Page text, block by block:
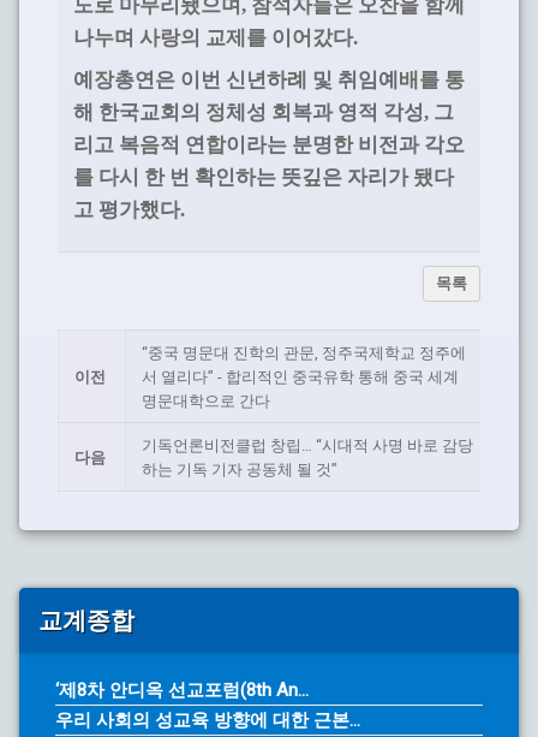
도로 마무리됐으며 , 참석자들은 오찬을 함께
나누며 사랑의 교제를 이어갔다.
예장총연은 이번 신년하례 및 취임예배를 통
해 한국교회의 정체성 회복과 영적 각성, 그
리고 복음적 연합이라는 분명한 비전과 각오
를 다시 한 번 확인하는 뜻깊은 자리가 됐다
고 평가했다.
목록
이전
“중국 명문대 진학의 관문, 정주국제학교 정주에
서 열리다” - 합리적인 중국유학 통해 중국 세계
명문대학으로 간다
다음
기독언론비전클럽 창립… “시대적 사명 바로 감당
하는 기독 기자 공동체 될 것”
교계종합
‘제8차 안디옥 선교포럼(8th An...
우리 사회의 성교육 방향에 대한 근본...